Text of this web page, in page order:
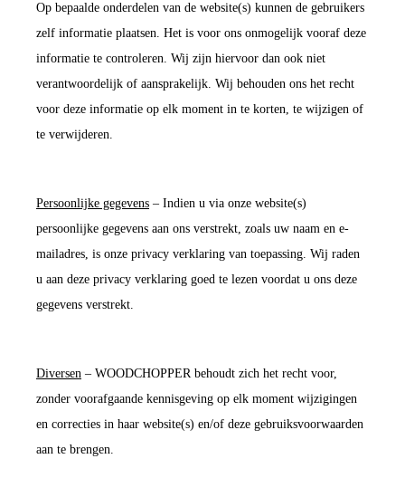
Op bepaalde onderdelen van de website(s) kunnen de gebruikers
zelf informatie plaatsen. Het is voor ons onmogelijk vooraf deze
informatie te controleren. Wij zijn hiervoor dan ook niet
verantwoordelijk of aansprakelijk. Wij behouden ons het recht
voor deze informatie op elk moment in te korten, te wijzigen of
te verwijderen.
Persoonlijke gegevens – Indien u via onze website(s)
persoonlijke gegevens aan ons verstrekt, zoals uw naam en e-
mailadres, is onze privacy verklaring van toepassing. Wij raden
u aan deze privacy verklaring goed te lezen voordat u ons deze
gegevens verstrekt.
Diversen – WOODCHOPPER behoudt zich het recht voor,
zonder voorafgaande kennisgeving op elk moment wijzigingen
en correcties in haar website(s) en/of deze gebruiksvoorwaarden
aan te brengen.